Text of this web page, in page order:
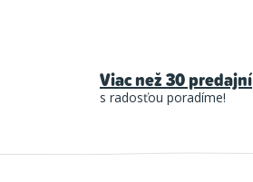
Viac než 30 predajní
s radosťou poradíme!